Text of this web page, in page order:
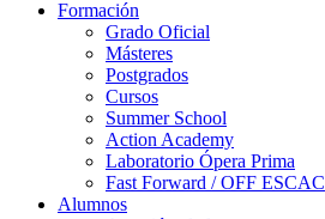
Formación
Grado Oficial
Másteres
Postgrados
Cursos
Summer School
Action Academy
Laboratorio Ópera Prima
Fast Forward / OFF ESCAC
Alumnos